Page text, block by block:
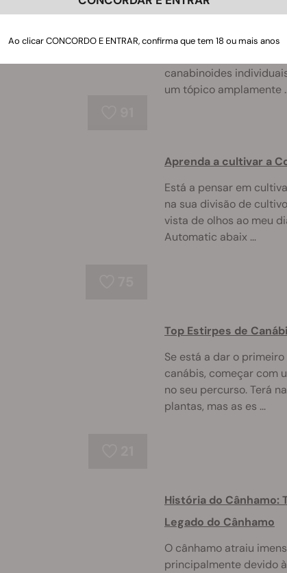
Humano
Com a investigação
florescer e com mais
canabinoides
um tópico amplamente
Aprenda a cultivar a
Está a pensar em
na sua divisão de
vista de olhos ao meu
Automatic abaix ...
Top Estirpes de
Se está a dar o
canábis, começar com
no seu percurso. Terá
plantas, mas as es ...
História do Cânhamo:
Legado do Cânhamo
O cânhamo atraiu
principalmente devido
Ao clicar CONCORDO E ENTRAR, confirma que tem 18 ou mais anos